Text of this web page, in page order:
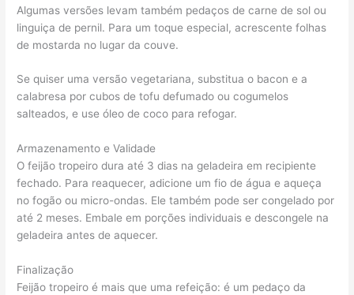
Algumas versões levam também pedaços de carne de sol ou
linguiça de pernil. Para um toque especial, acrescente folhas
de mostarda no lugar da couve.
Se quiser uma versão vegetariana, substitua o bacon e a
calabresa por cubos de tofu defumado ou cogumelos
salteados, e use óleo de coco para refogar.
Armazenamento e Validade
O feijão tropeiro dura até 3 dias na geladeira em recipiente
fechado. Para reaquecer, adicione um fio de água e aqueça
no fogão ou micro-ondas. Ele também pode ser congelado por
até 2 meses. Embale em porções individuais e descongele na
geladeira antes de aquecer.
Finalização
Feijão tropeiro é mais que uma refeição: é um pedaço da